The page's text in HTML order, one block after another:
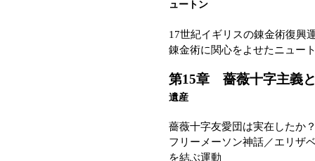
ュートン
17世紀イギリスの錬金術復興
錬金術に関心をよせたニュー
第15章 薔薇十字主義
遺産
薔薇十字友愛団は実在したか
フリーメーソン神話／エリザ
を結ぶ運動